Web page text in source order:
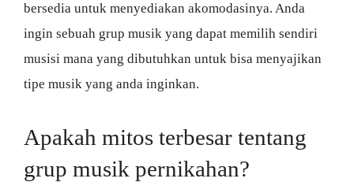
bersedia untuk menyediakan akomodasinya. Anda
ingin sebuah grup musik yang dapat memilih sendiri
musisi mana yang dibutuhkan untuk bisa menyajikan
tipe musik yang anda inginkan.
Apakah mitos terbesar tentang
grup musik pernikahan?